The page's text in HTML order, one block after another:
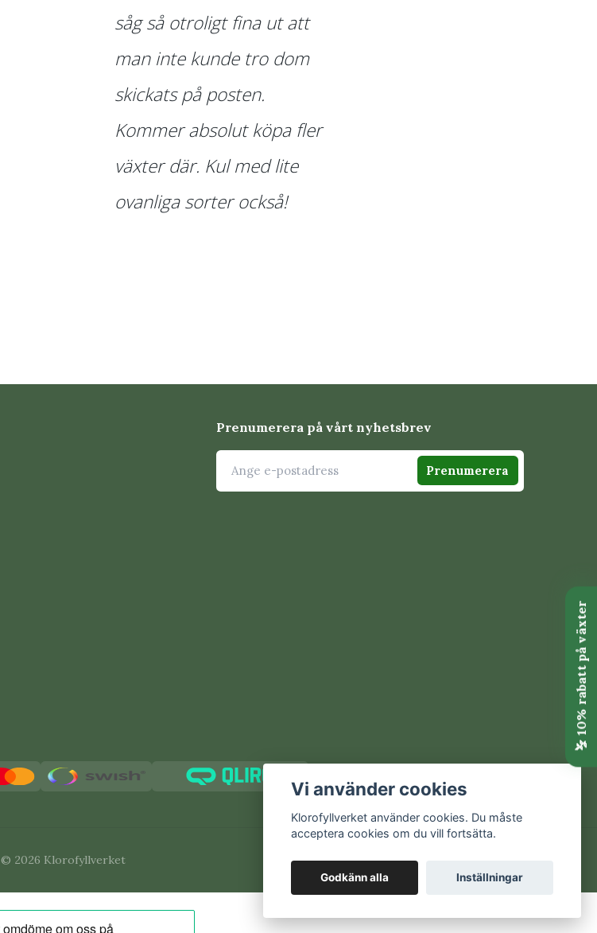
såg så otroligt fina ut att
man inte kunde tro dom
skickats på posten.
Kommer absolut köpa fler
växter där. Kul med lite
ovanliga sorter också!
Prenumerera på vårt nyhetsbrev
Prenumerera
© 2026 Klorofyllverket
Vi använder cookies
Klorofyllverket använder cookies. Du måste
acceptera cookies om du vill fortsätta.
Godkänn alla Inställningar